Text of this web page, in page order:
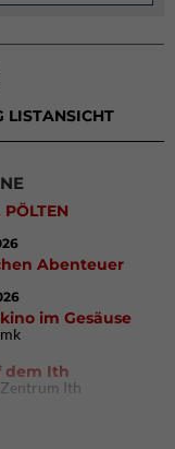
LISTANSICHT
PÖLTEN
Abenteuer
im Gesäuse
dem Ith
Ith